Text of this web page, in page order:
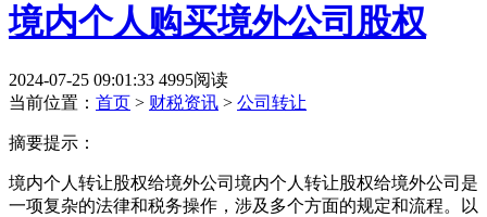
境内个人购买境外公司股权
2024-07-25 09:01:33 4995阅读
当前位置： 首页 > 财税资讯 > 公司转让
摘要提示：
境内个人转让股权给境外公司境内个人转让股权给境外公司是
一项复杂的法律和税务操作，涉及多个方面的规定和流程。以